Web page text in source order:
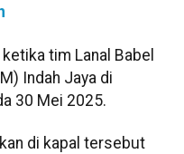
tim Lanal Babel
Indah Jaya di
30 Mei 2025.
di kapal tersebut